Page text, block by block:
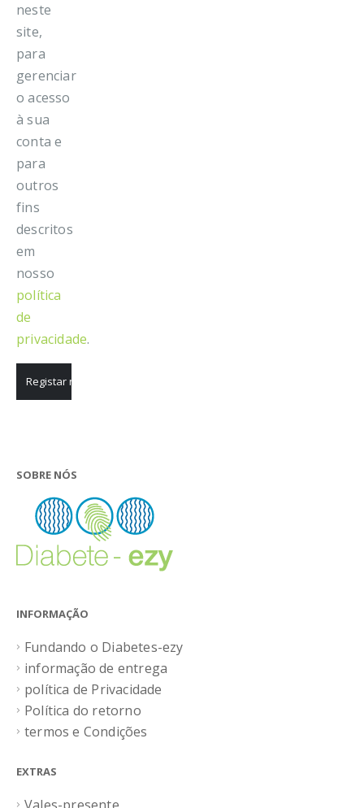
neste
site,
para
gerenciar
o acesso
à sua
conta e
para
outros
fins
descritos
em
nosso
política
de
privacidade.
Registar nova conta
SOBRE NÓS
INFORMAÇÃO
Fundando o Diabetes-ezy
informação de entrega
política de Privacidade
Política do retorno
termos e Condições
EXTRAS